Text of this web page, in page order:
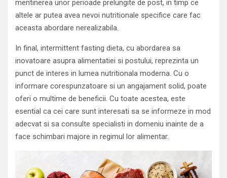
mentinerea unor perioade prelungite de post, in timp ce
altele ar putea avea nevoi nutritionale specifice care fac
aceasta abordare nerealizabila.
In final, intermittent fasting dieta, cu abordarea sa
inovatoare asupra alimentatiei si postului, reprezinta un
punct de interes in lumea nutritionala moderna. Cu o
informare corespunzatoare si un angajament solid, poate
oferi o multime de beneficii. Cu toate acestea, este
esential ca cei care sunt interesati sa se informeze in mod
adecvat si sa consulte specialisti in domeniu inainte de a
face schimbari majore in regimul lor alimentar.